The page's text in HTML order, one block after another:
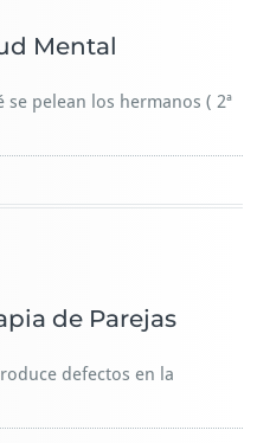
Mental
se pelean los hermanos ( 2ª
de Parejas
defectos en la